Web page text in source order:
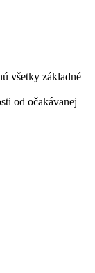
všetky základné
od očakávanej